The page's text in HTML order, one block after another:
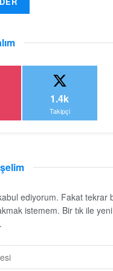
1.4k
Takipçi
ediyorum. Fakat tekrar
istemem. Bir tık ile